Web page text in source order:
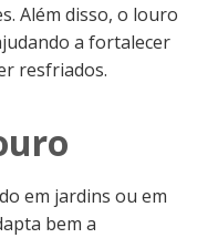
Além disso, o louro
a fortalecer
resfriados.
em jardins ou em
bem a